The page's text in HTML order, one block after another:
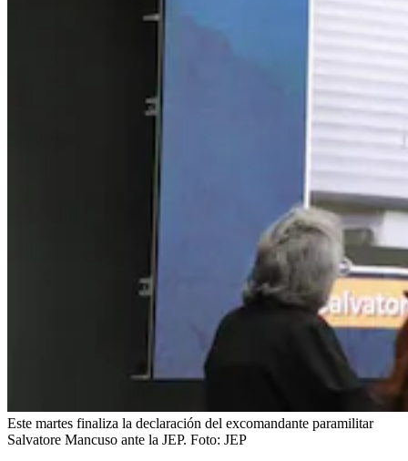
Este martes finaliza la declaración del excomandante paramilitar
Salvatore Mancuso ante la JEP. Foto: JEP